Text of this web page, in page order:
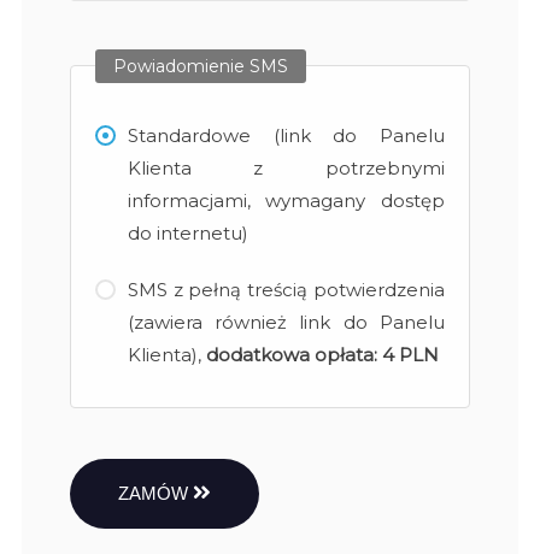
Powiadomienie SMS
Standardowe (link do Panelu
Klienta z potrzebnymi
informacjami, wymagany dostęp
do internetu)
SMS z pełną treścią potwierdzenia
(zawiera również link do Panelu
Klienta), dodatkowa opłata: 4 PLN
ZAMÓW